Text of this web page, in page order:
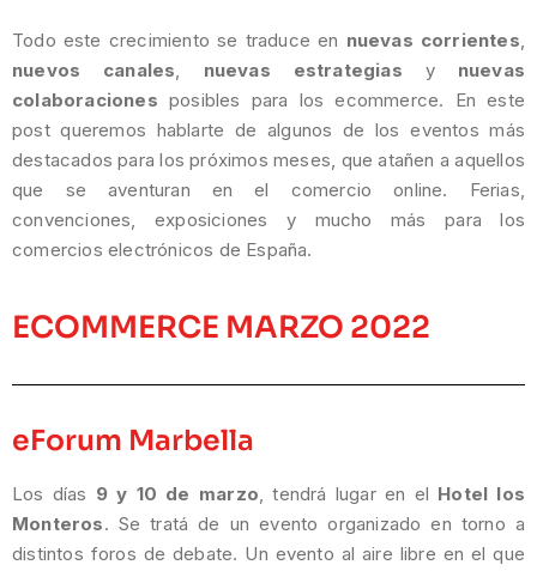
Todo este crecimiento se traduce en nuevas corrientes,
nuevos canales, nuevas estrategias y nuevas
colaboraciones posibles para los ecommerce. En este
post queremos hablarte de algunos de los eventos más
destacados para los próximos meses, que atañen a aquellos
que se aventuran en el comercio online. Ferias,
convenciones, exposiciones y mucho más para los
comercios electrónicos de España.
ECOMMERCE MARZO 2022
eForum Marbella
Los días 9 y 10 de marzo, tendrá lugar en el Hotel los
Monteros. Se tratá de un evento organizado en torno a
distintos foros de debate. Un evento al aire libre en el que